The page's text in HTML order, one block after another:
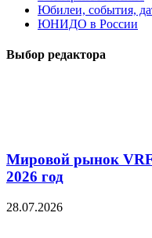
Юбилеи, события,
ЮНИДО в России
Выбор редактора
Мировой рынок
2026 год
28.07.2026